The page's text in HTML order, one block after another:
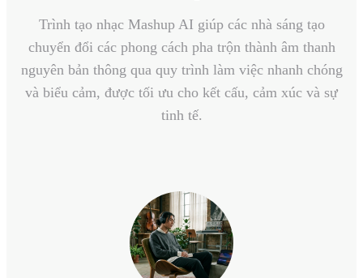
Trình tạo nhạc Mashup AI giúp các nhà sáng tạo
chuyển đổi các phong cách pha trộn thành âm thanh
nguyên bản thông qua quy trình làm việc nhanh chóng
và biểu cảm, được tối ưu cho kết cấu, cảm xúc và sự
tinh tế.